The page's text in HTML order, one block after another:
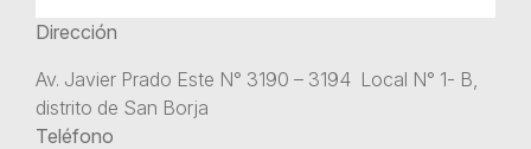
Dirección
Av. Javier Prado Este N° 3190 – 3194 Local N° 1- B,
distrito de San Borja
Teléfono